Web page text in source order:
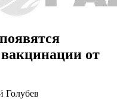
от
Голубев